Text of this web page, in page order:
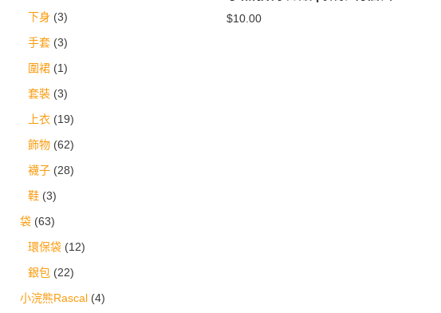
下身 (3)
手套 (3)
圍裙 (1)
套裝 (3)
上衣 (19)
飾物 (62)
襪子 (28)
鞋 (3)
袋 (63)
環保袋 (12)
銀包 (22)
小浣熊Rascal (4)
$10.00